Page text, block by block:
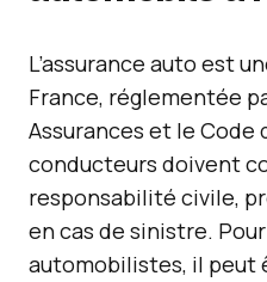
L’assurance auto est
France, réglementée
Assurances et le Code
conducteurs doivent
responsabilité civile,
en cas de sinistre.
automobilistes, il peut